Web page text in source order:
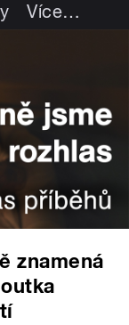
Více…
znamená